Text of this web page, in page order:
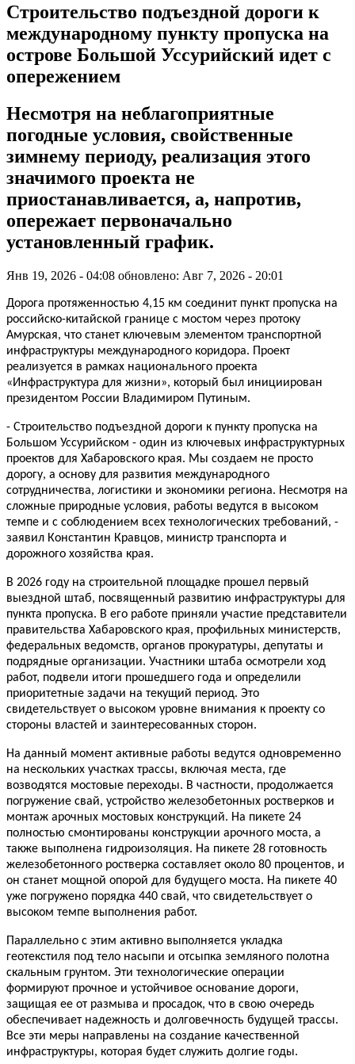
Строительство подъездной дороги к
международному пункту пропуска на
острове Большой Уссурийский идет с
опережением
Несмотря на неблагоприятные
погодные условия, свойственные
зимнему периоду, реализация этого
значимого проекта не
приостанавливается, а, напротив,
опережает первоначально
установленный график.
Янв 19, 2026 - 04:08 обновлено: Авг 7, 2026 - 20:01
Дорога протяженностью 4,15 км соединит пункт пропуска на
российско-китайской границе с мостом через протоку
Амурская, что станет ключевым элементом транспортной
инфраструктуры международного коридора. Проект
реализуется в рамках национального проекта
«Инфраструктура для жизни», который был инициирован
президентом России Владимиром Путиным.
- Строительство подъездной дороги к пункту пропуска на
Большом Уссурийском - один из ключевых инфраструктурных
проектов для Хабаровского края. Мы создаем не просто
дорогу, а основу для развития международного
сотрудничества, логистики и экономики региона. Несмотря на
сложные природные условия, работы ведутся в высоком
темпе и с соблюдением всех технологических требований, -
заявил Константин Кравцов, министр транспорта и
дорожного хозяйства края.
В 2026 году на строительной площадке прошел первый
выездной штаб, посвященный развитию инфраструктуры для
пункта пропуска. В его работе приняли участие представители
правительства Хабаровского края, профильных министерств,
федеральных ведомств, органов прокуратуры, депутаты и
подрядные организации. Участники штаба осмотрели ход
работ, подвели итоги прошедшего года и определили
приоритетные задачи на текущий период. Это
свидетельствует о высоком уровне внимания к проекту со
стороны властей и заинтересованных сторон.
На данный момент активные работы ведутся одновременно
на нескольких участках трассы, включая места, где
возводятся мостовые переходы. В частности, продолжается
погружение свай, устройство железобетонных ростверков и
монтаж арочных мостовых конструкций. На пикете 24
полностью смонтированы конструкции арочного моста, а
также выполнена гидроизоляция. На пикете 28 готовность
железобетонного ростверка составляет около 80 процентов, и
он станет мощной опорой для будущего моста. На пикете 40
уже погружено порядка 440 свай, что свидетельствует о
высоком темпе выполнения работ.
Параллельно с этим активно выполняется укладка
геотекстиля под тело насыпи и отсыпка земляного полотна
скальным грунтом. Эти технологические операции
формируют прочное и устойчивое основание дороги,
защищая ее от размыва и просадок, что в свою очередь
обеспечивает надежность и долговечность будущей трассы.
Все эти меры направлены на создание качественной
инфраструктуры, которая будет служить долгие годы.